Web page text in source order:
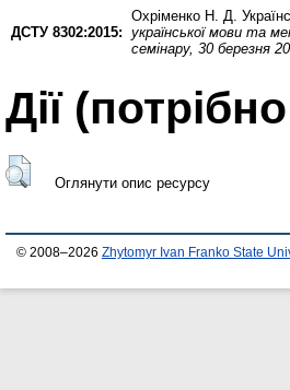
ДСТУ 8302:2015:
Охріменко Н. Д.
української мови та
семінару, 30 березня
Дії
Оглянути опис ресурсу
© 2008–2026 Zhytomyr Ivan Franko State